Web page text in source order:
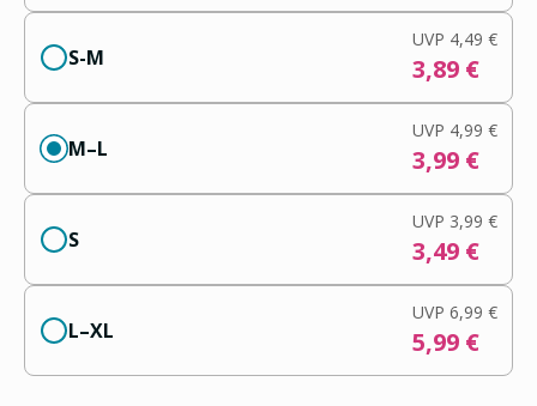
S-M
UVP 4,49 €
3,89 €
M–L
UVP 4,99 €
3,99 €
S
UVP 3,99 €
3,49 €
L–XL
UVP 6,99 €
5,99 €